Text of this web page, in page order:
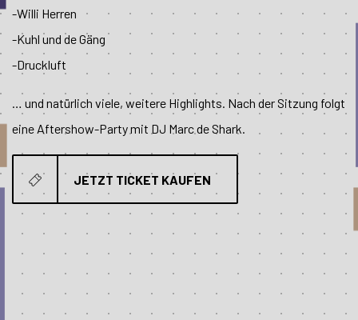
-Willi Herren
-Kuhl und de Gäng
-Druckluft
… und natürlich viele, weitere Highlights. Nach der Sitzung folgt
eine Aftershow-Party mit DJ Marc de Shark.
JETZT TICKET KAUFEN